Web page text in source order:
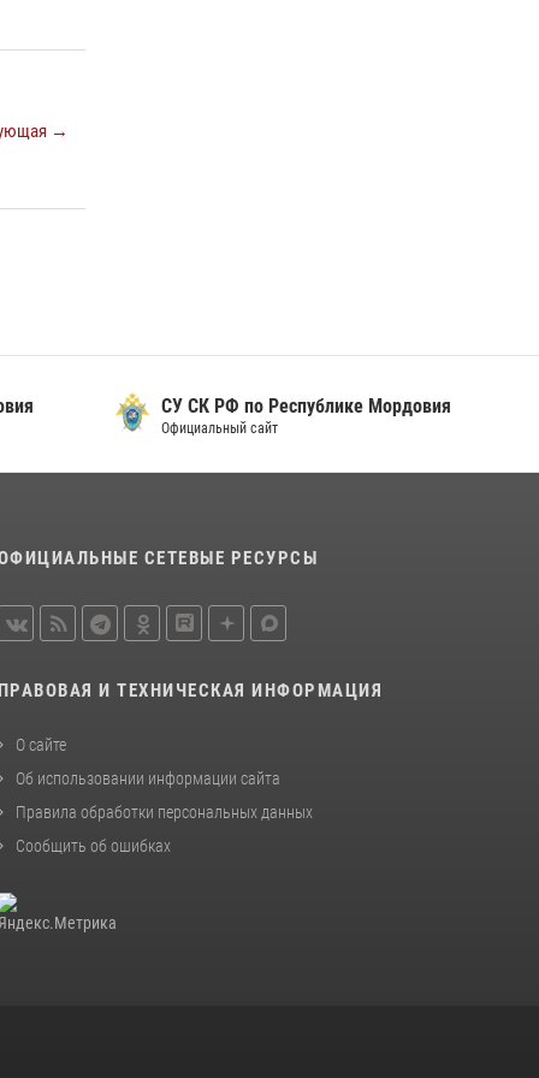
→
СУ СК РФ по Республике Мордовия
Официальный сайт
СЕТЕВЫЕ РЕСУРСЫ
ПРАВОВАЯ И ТЕХНИЧЕСКАЯ ИНФОРМАЦИЯ
О сайте
Об использовании информации сайта
Правила обработки персональных данных
Сообщить об ошибках